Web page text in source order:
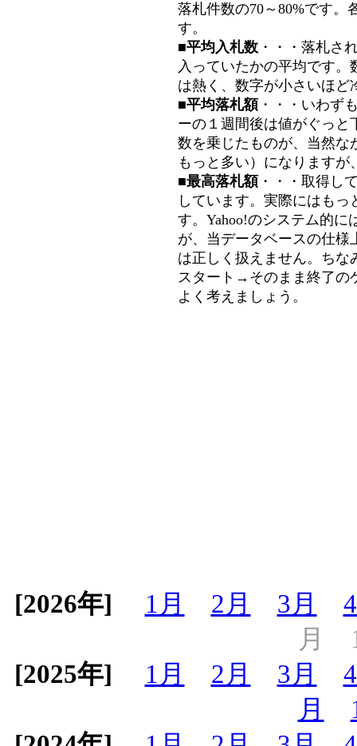
落札件数の70～80%です。
す。
■平均入札数 ・・・落札さ
入っていたかの平均です
は熱く、数字が小さいほど
■平均落札額 ・・・いわず
ーの１週間後は値がぐっと
数を乗じたものが、当然な
もっと多い）になります
■最高落札額 ・・・取得し
しています。実際にはも
す。Yahoo!のシステム的に
が、当データベースの仕様
は正しく扱えません。ちな
スタート→そのまま終了の
よく考えましょう。
[2026年] 1月 2月 3月
月
[2025年]
1月 2月 3月
月